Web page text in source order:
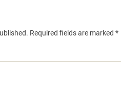
Required fields are marked *